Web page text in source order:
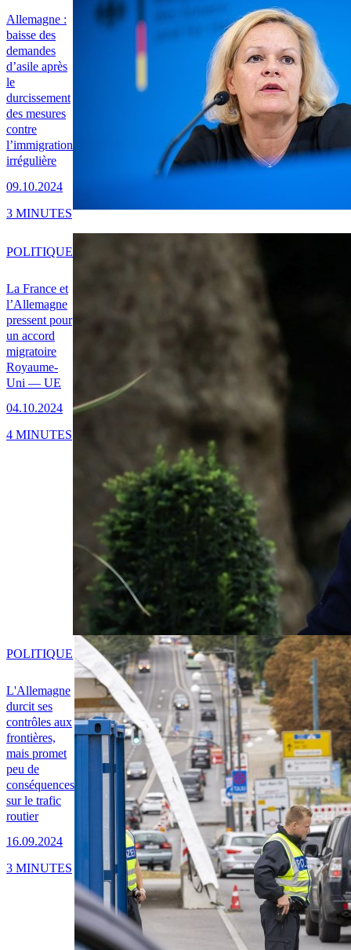
Allemagne :
baisse des
demandes
d’asile après
le
durcissement
des mesures
contre
l’immigration
irrégulière
09.10.2024
3 MINUTES
La France et
l’Allemagne
pressent pour
un accord
migratoire
Royaume-
Uni — UE
04.10.2024
POLITIQUE
4 MINUTES
L'Allemagne
durcit ses
contrôles aux
frontières,
mais promet
peu de
conséquences
sur le trafic
routier
16.09.2024
POLITIQUE
3 MINUTES